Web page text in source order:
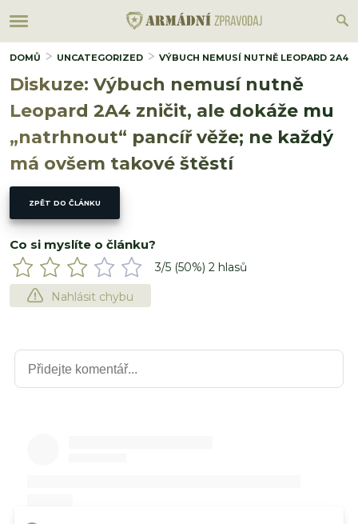
DOMŮ UNCATEGORIZED VÝBUCH NEMUSÍ NUTNĚ LEOPARD 2A4
Diskuze: Výbuch nemusí nutně
Leopard 2A4 zničit, ale dokáže mu
„natrhnout“ pancíř věže; ne každý
má ovšem takové štěstí
ZPĚT DO ČLÁNKU
Co si myslíte o článku?
3/5 (50%) 2 hlasů
Nahlásit chybu